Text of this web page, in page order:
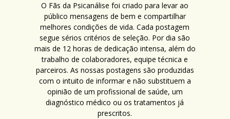
O Fãs da Psicanálise foi criado para levar ao
público mensagens de bem e compartilhar
melhores condições de vida. Cada postagem
segue sérios critérios de seleção. Por dia são
mais de 12 horas de dedicação intensa, além do
trabalho de colaboradores, equipe técnica e
parceiros. As nossas postagens são produzidas
com o intuito de informar e não substituem a
opinião de um profissional de saúde, um
diagnóstico médico ou os tratamentos já
prescritos.